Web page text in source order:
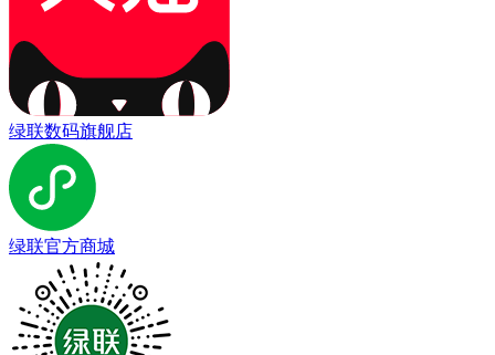
绿联数码旗舰店
绿联官方商城